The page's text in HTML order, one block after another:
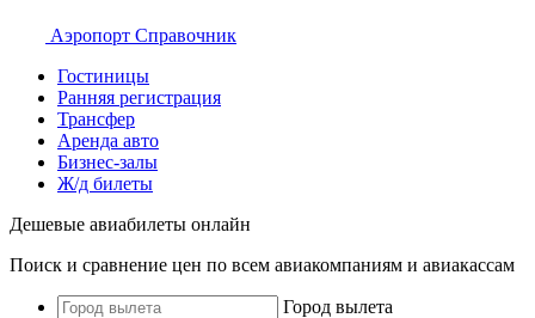
Аэропорт Справочник
Гостиницы
Ранняя регистрация
Трансфер
Аренда авто
Бизнес-залы
Ж/д билеты
Дешевые авиабилеты онлайн
Поиск и сравнение цен по всем авиакомпаниям и авиакассам
Город вылета